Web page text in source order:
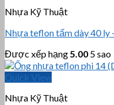
Nhựa Kỹ Thuật
Nhựa teflon tấm dày 40 ly
Được xếp hạng 5.00 5 sao
Quick View
Nhựa Kỹ Thuật